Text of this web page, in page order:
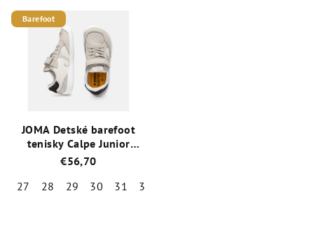
Barefoot
JOMA Detské barefoot
tenisky Calpe Junior
Béžové
€56,70
27
28 29 30 31 32